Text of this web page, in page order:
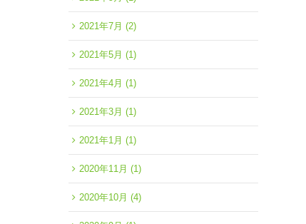
2021年7月 (2)
2021年5月 (1)
2021年4月 (1)
2021年3月 (1)
2021年1月 (1)
2020年11月 (1)
2020年10月 (4)